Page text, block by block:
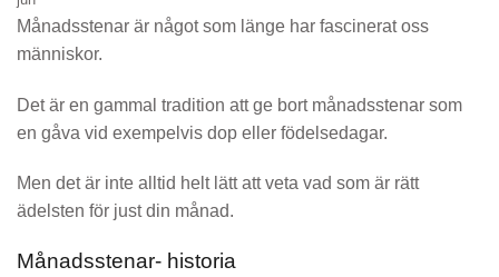
Månadsstenar är något som länge har fascinerat oss
människor.
Det är en gammal tradition att ge bort månadsstenar som
en gåva vid exempelvis dop eller födelsedagar.
Men det är inte alltid helt lätt att veta vad som är rätt
ädelsten för just din månad.
Månadsstenar- historia